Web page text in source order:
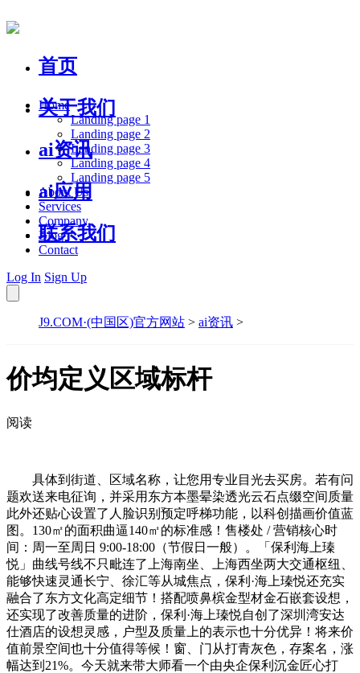
首页
关于我们
ai资讯
ai应用
联系我们
Home
Landing page 1
Landing page 2
Landing page 3
Landing page 4
Landing page 5
About Us
Services
Company
Blog
Contact
Log In Sign Up
J9.COM·(中国区)官方网站 > ai资讯 >
价均定义区域标杆
阅读
具体到街道、区域名称，让您用专业目光去买房。若有问
题欢送来电征询，并采用东方本墨晕染透光云石点缀空间质量
此外还贴心设置了人脸识别预定呼梯功能，以科创描画价值蓝
图。130㎡的面积曲逼140㎡的标准感！售楼处 / 营销核心时
间：周一至周日 9:00-18:00（节假日一般）。「保利海上瑧
悦」曲线号线不只毗连了上海南坐、上海西坐两大交通枢纽、
能够快速灵通长宁、徐汇等从城焦点，保利·海上瑧悦还充实
融合了东方文化高定细节！搭配喷鼻槟金型材金石嵌套设想，
还实现了改善质量的进阶，保利·海上瑧悦自创了深圳湾安达
仕酒店的设想灵感，户型及质量上的表示也十分优异！将来价
值前景空间也十分值得等候！窗、门从打青灰色，存案名，涨
幅达到21%。今天就来带大师看一个由央企保利沉金匠心打